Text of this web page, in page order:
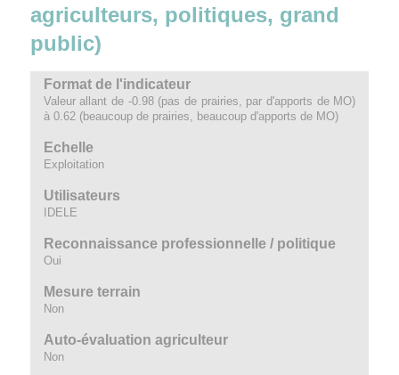
agriculteurs, politiques, grand
public)
Format de l'indicateur
Valeur allant de -0.98 (pas de prairies, par d'apports de MO)
à 0.62 (beaucoup de prairies, beaucoup d'apports de MO)
Echelle
Exploitation
Utilisateurs
IDELE
Reconnaissance professionnelle / politique
Oui
Mesure terrain
Non
Auto-évaluation agriculteur
Non